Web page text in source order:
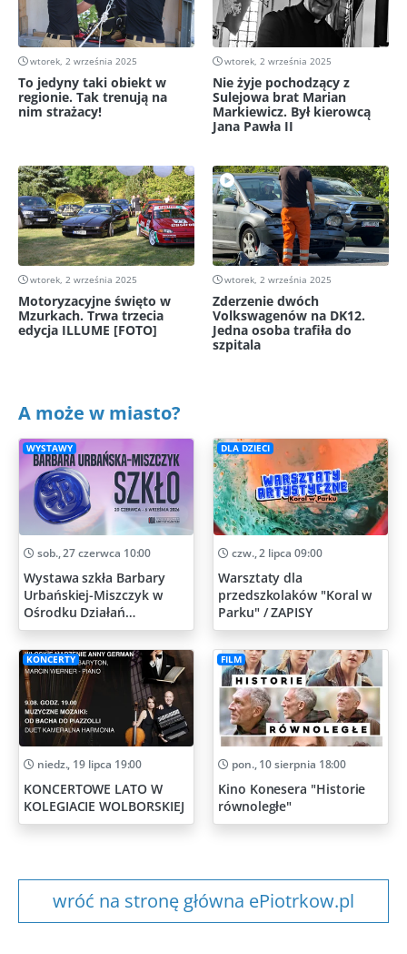
wtorek, 2 września 2025
To jedyny taki obiekt w
regionie. Tak trenują na
nim strażacy!
wtorek, 2 września 2025
Nie żyje pochodzący z
Sulejowa brat Marian
Markiewicz. Był kierowcą
Jana Pawła II
wtorek, 2 września 2025
Motoryzacyjne święto w
Mzurkach. Trwa trzecia
edycja ILLUME [FOTO]
wtorek, 2 września 2025
Zderzenie dwóch
Volkswagenów na DK12.
Jedna osoba trafiła do
szpitala
A może w miasto?
WYSTAWY
sob., 27 czerwca 10:00
Wystawa szkła Barbary
Urbańskiej-Miszczyk w
Ośrodku Działań
Artystycznych
DLA DZIECI
czw., 2 lipca 09:00
Warsztaty dla
przedszkolaków "Koral w
Parku" / ZAPISY
KONCERTY
niedz., 19 lipca 19:00
KONCERTOWE LATO W
KOLEGIACIE WOLBORSKIEJ
FILM
pon., 10 sierpnia 18:00
Kino Konesera "Historie
równoległe"
wróć na stronę główna ePiotrkow.pl